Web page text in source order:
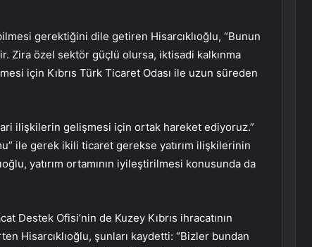
gerektiğini dile getiren Hisarcıklıoğlu, “Bunun
Zira özel sektör güçlü olursa, iktisadi kalkınma
için Kıbrıs Türk Ticaret Odası ile uzun süreden
ilişkilerin gelişmesi için ortak hareket ediyoruz.”
ile gerek ikili ticaret gerekse yatırım ilişkilerinin
yatırım ortamının iyileştirilmesi konusunda da
Destek Ofisi’nin de Kuzey Kıbrıs ihracatının
Hisarcıklıoğlu, şunları kaydetti: “Bizler bundan